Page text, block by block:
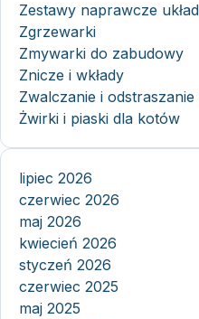
Zestawy naprawcze
Zgrzewarki
Zmywarki do zabudowy
Znicze i wkłady
Zwalczanie i
Żwirki i piaski dla kotów
lipiec 2026
czerwiec 2026
maj 2026
kwiecień 2026
styczeń 2026
czerwiec 2025
maj 2025